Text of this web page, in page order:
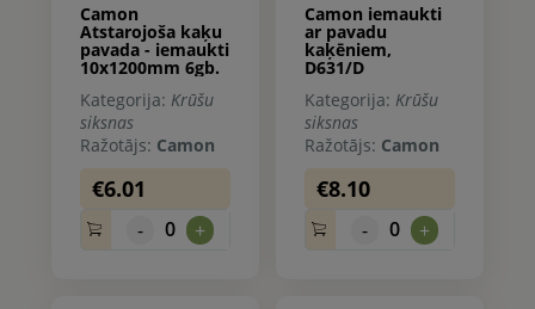
Camon
Atstarojoša kaķu
pavada - iemaukti
10x1200mm 6gb.
Kategorija: Krūšu
siksnas
Ražotājs: Camon
€6.01
- 0 +
Camon iemaukti
ar pavadu
kaķēniem,
D631/D
Kategorija: Krūšu
siksnas
Ražotājs: Camon
€8.10
- 0 +